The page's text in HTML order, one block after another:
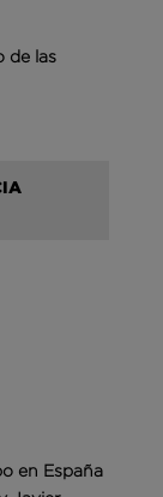
de las
en España